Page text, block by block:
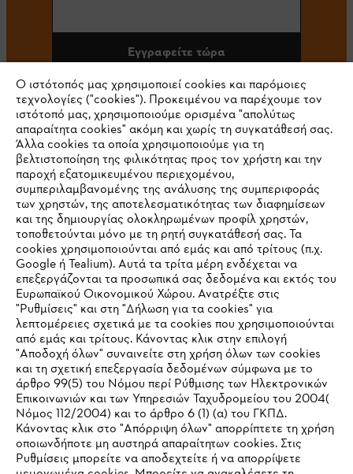
Εγγραφείτε τώρα
#STIHL
Εταιρεία
STIHL Συχνές ερωτήσεις
Service
IHR BROWSER WIRD NICHT
UNTERSTÜTZT
Ο ιστότοπός μας χρησιμοποιεί cookies και παρόμοιες
τεχνολογίες ("cookies"). Προκειμένου να παρέχουμε τον
ιστότοπό μας, χρησιμοποιούμε ορισμένα "απολύτως
απαραίτητα cookies" ακόμη και χωρίς τη συγκατάθεσή σας.
Άλλα cookies τα οποία χρησιμοποιούμε για τη
βελτιστοποίηση της φιλικότητας προς τον χρήστη και την
παροχή εξατομικευμένου περιεχομένου,
συμπεριλαμβανομένης της ανάλυσης της συμπεριφοράς
των χρηστών, της αποτελεσματικότητας των διαφημίσεων
και της δημιουργίας ολοκληρωμένων προφίλ χρηστών,
τοποθετούνται μόνο με τη ρητή συγκατάθεσή σας. Τα
cookies χρησιμοποιούνται από εμάς και από τρίτους (π.χ.
Google ή Tealium). Αυτά τα τρίτα μέρη ενδέχεται να
επεξεργάζονται τα προσωπικά σας δεδομένα και εκτός του
Ευρωπαϊκού Οικονομικού Χώρου. Ανατρέξτε στις
"Ρυθμίσεις" και στη "Δήλωση για τα cookies" για
λεπτομέρειες σχετικά με τα cookies που χρησιμοποιούνται
από εμάς και τρίτους. Κάνοντας κλικ στην επιλογή
"Αποδοχή όλων" συναινείτε στη χρήση όλων των cookies
και τη σχετική επεξεργασία δεδομένων σύμφωνα με το
άρθρο 99(5) του Νόμου περί Ρύθμισης των Ηλεκτρονικών
Επικοινωνιών και των Υπηρεσιών Ταχυδρομείου του 2004(
Νόμος 112/2004) και το άρθρο 6 (1) (α) του ΓΚΠΔ.
Κάνοντας κλικ στο "Απόρριψη όλων" απορρίπτετε τη χρήση
οποιωνδήποτε μη αυστηρά απαραίτητων cookies. Στις
Ρυθμίσεις μπορείτε να αποδεχτείτε ή να απορρίψετε